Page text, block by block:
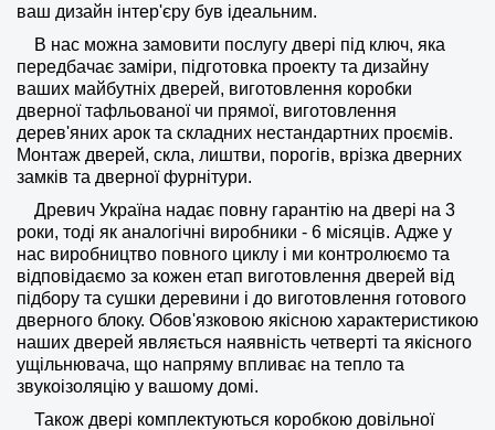
ваш дизайн інтер'єру був ідеальним.
В нас можна замовити послугу двері під ключ, яка
передбачає заміри, підготовка проекту та дизайну
ваших майбутніх дверей, виготовлення коробки
дверної тафльованої чи прямої, виготовлення
дерев'яних арок та складних нестандартних проємів.
Монтаж дверей, скла, лиштви, порогів, врізка дверних
замків та дверної фурнітури.
Древич Україна надає повну гарантію на двері на 3
роки, тоді як аналогічні виробники - 6 місяців. Адже у
нас виробництво повного циклу і ми контролюємо та
відповідаємо за кожен етап виготовлення дверей від
підбору та сушки деревини і до виготовлення готового
дверного блоку. Обов'язковою якісною характеристикою
наших дверей являється наявність четверті та якісного
ущільнювача, що напряму впливає на тепло та
звукоізоляцію у вашому домі.
Також двері комплектуються коробкою довільної